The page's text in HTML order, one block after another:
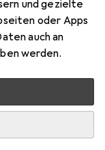
und gezielte
oder Apps
auch an
werden.